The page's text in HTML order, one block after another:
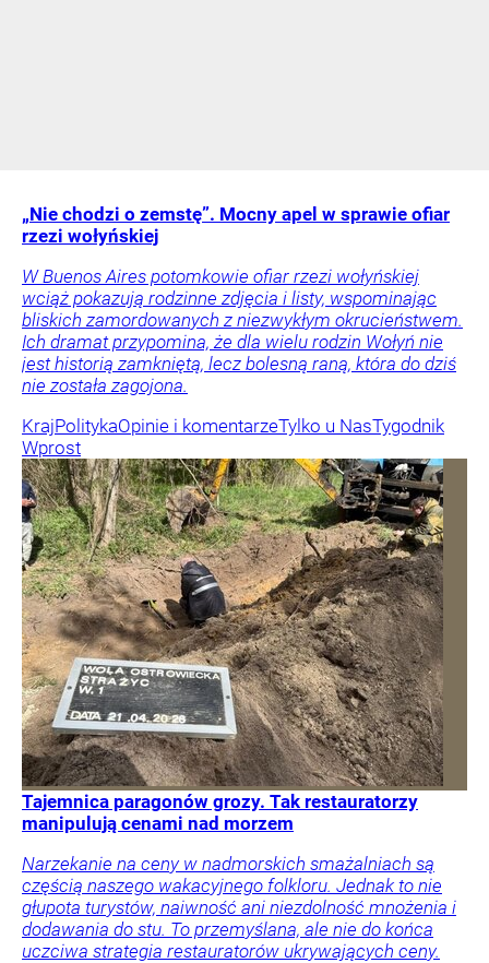
„Nie chodzi o zemstę”. Mocny apel w sprawie ofiar
rzezi wołyńskiej
W Buenos Aires potomkowie ofiar rzezi wołyńskiej
wciąż pokazują rodzinne zdjęcia i listy, wspominając
bliskich zamordowanych z niezwykłym okrucieństwem.
Ich dramat przypomina, że dla wielu rodzin Wołyń nie
jest historią zamkniętą, lecz bolesną raną, która do dziś
nie została zagojona.
KrajPolitykaOpinie i komentarzeTylko u NasTygodnik
Wprost
Tajemnica paragonów grozy. Tak restauratorzy
manipulują cenami nad morzem
Narzekanie na ceny w nadmorskich smażalniach są
częścią naszego wakacyjnego folkloru. Jednak to nie
głupota turystów, naiwność ani niezdolność mnożenia i
dodawania do stu. To przemyślana, ale nie do końca
uczciwa strategia restauratorów ukrywających ceny.